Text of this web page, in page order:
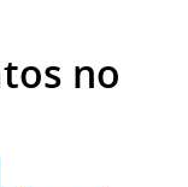
no